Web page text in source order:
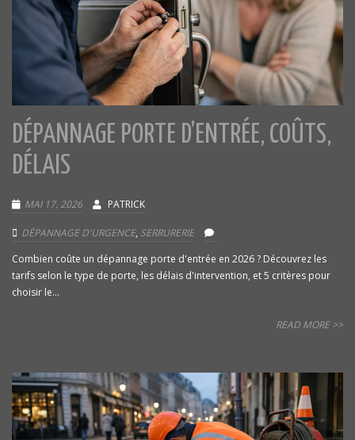
DÉPANNAGE PORTE D’ENTRÉE, COÛTS,
DÉLAIS
MAI 17, 2026 PATRICK
DÉPANNAGE D'URGENCE, SERRURERIE
Combien coûte un dépannage porte d'entrée en 2026 ? Découvrez les
tarifs selon le type de porte, les délais d'intervention, et 5 critères pour
choisir le...
READ MORE >>